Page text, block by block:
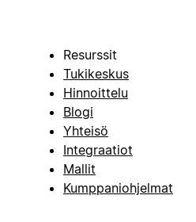
Resurssit
Tukikeskus
Hinnoittelu
Blogi
Yhteisö
Integraatiot
Mallit
Kumppaniohjelmat